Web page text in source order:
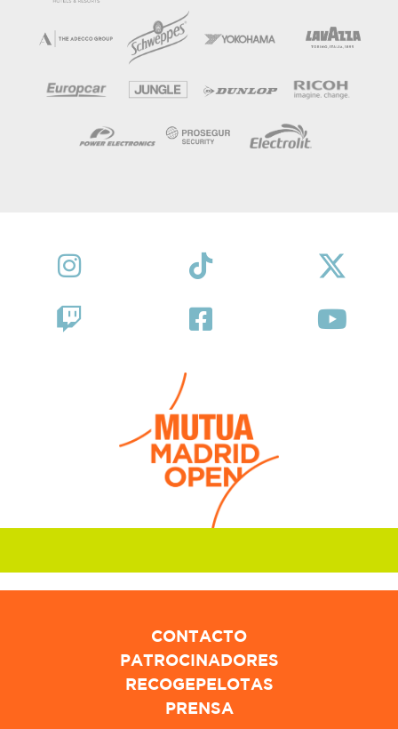
CONTACTO
PATROCINADORES
RECOGEPELOTAS
PRENSA